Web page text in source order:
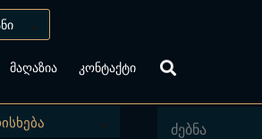
ᲛᲐᲦᲐᲖᲘᲐ ᲙᲝᲜᲢᲐᲥᲢᲘ